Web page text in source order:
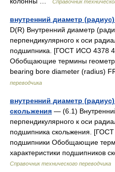
Справочник
внутренний диаметр
D(R) Внутренний диаметр
перпендикулярного к оси
подшипника. [ГОСТ ИСО 4378
Обобщающие термины
bearing bore diameter (radius)
переводчика
внутренний диаметр
скольжения — (6.1)
перпендикулярного к оси
подшипника скольжения.
подшипники Обобщающие
характеристики подшипников
Справочник технического переводчика